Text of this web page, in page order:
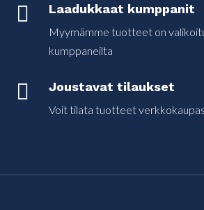
 Laadukkaat kumppanit
Myymämme tuotteet on
kumppaneilta
 Joustavat tilaukset
Voit tilata tuotteet